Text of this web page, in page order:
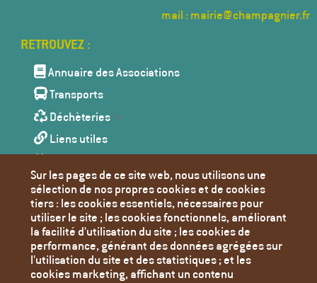
mail : mairie@champagnier.fr
Menu
Annuaire des Associations
Transports
Déchèteries
Liens utiles
Toutes les actualités
Contact
Mentions Légales
Politique de confidentialité
Paramètres des cookies
Sur les pages de ce site web, nous utilisons une
sélection de nos propres cookies et de cookies
tiers : les cookies essentiels, nécessaires pour
utiliser le site ; les cookies fonctionnels, améliorant
la facilité d'utilisation du site ; les cookies de
performance, générant des données agrégées sur
l'utilisation du site et des statistiques ; et les
cookies marketing, affichant un contenu